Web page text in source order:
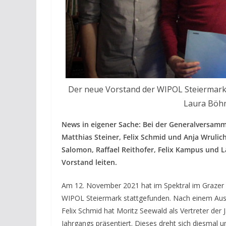
Der neue Vorstand der WIPOL
Laura
News in eigener Sache: Bei der
Matthias Steiner, Felix Schmid und Anja
Salomon, Raffael Reithofer, Felix Kampus und
Vorstand leiten.
Am 12. November 2021 hat im Spektral im
WIPOL Steiermark stattgefunden. Nach einem
Felix Schmid hat Moritz Seewald als Vertreter
Jahrgangs präsentiert. Dieses dreht sich diesmal